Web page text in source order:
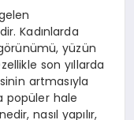
Kadınlarda
yüzün
son yıllarda
artmasıyla
popüler hale
nasıl yapılır,